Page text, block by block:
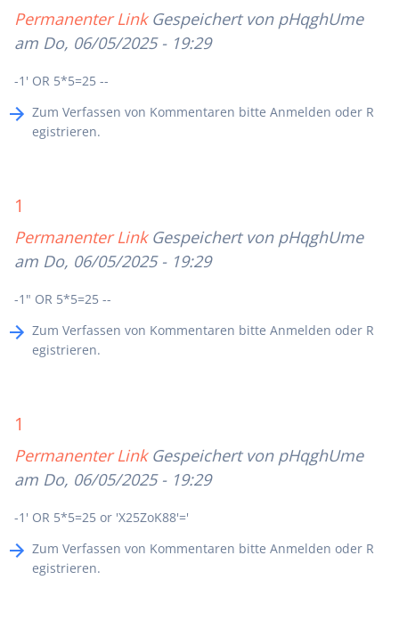
Permanenter Link Gespeichert von pHqghUme
am Do, 06/05/2025 - 19:29
-1' OR 5*5=25 --
Zum Verfassen von Kommentaren bitte Anmelden oder R
egistrieren.
1
Permanenter Link Gespeichert von pHqghUme
am Do, 06/05/2025 - 19:29
-1" OR 5*5=25 --
Zum Verfassen von Kommentaren bitte Anmelden oder R
egistrieren.
1
Permanenter Link Gespeichert von pHqghUme
am Do, 06/05/2025 - 19:29
-1' OR 5*5=25 or 'X25ZoK88'='
Zum Verfassen von Kommentaren bitte Anmelden oder R
egistrieren.